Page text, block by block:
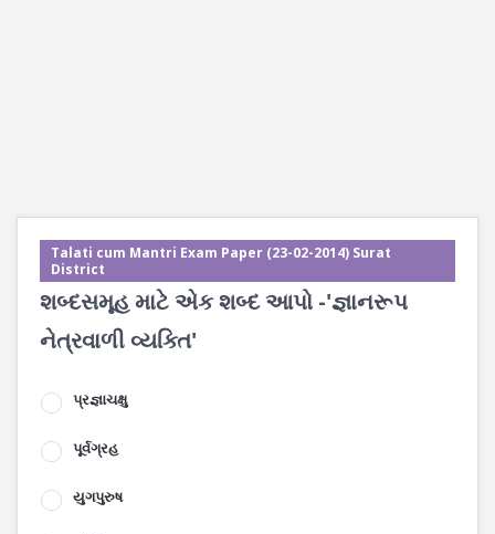
Talati cum Mantri Exam Paper (23-02-2014) Surat
District
શબ્દસમૂહ માટે એક શબ્દ આપો -'જ્ઞાનરૂપ
નેત્રવાળી વ્યક્તિ'
પ્રજ્ઞાચક્ષુ
પૂર્વગ્રહ
યુગપુરુષ